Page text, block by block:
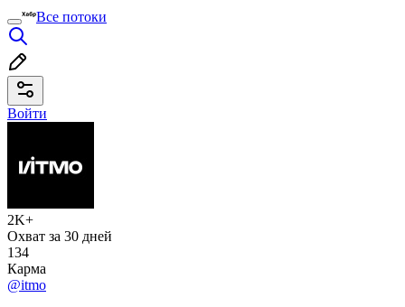
Все потоки
Войти
2K+
Охват за 30 дней
134
Карма
@itmo